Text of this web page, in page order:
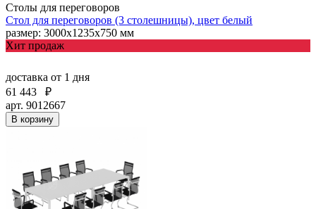
Столы для переговоров
Стол для переговоров (3 столешницы), цвет белый
размер: 3000х1235х750 мм
Хит продаж
доставка от 1 дня
61 443
₽
арт. 9012667
В корзину